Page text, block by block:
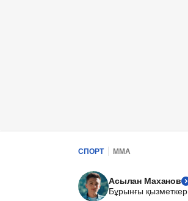
СПОРТ ММА
Асылан Маханов
Бұрынғы қызметкер